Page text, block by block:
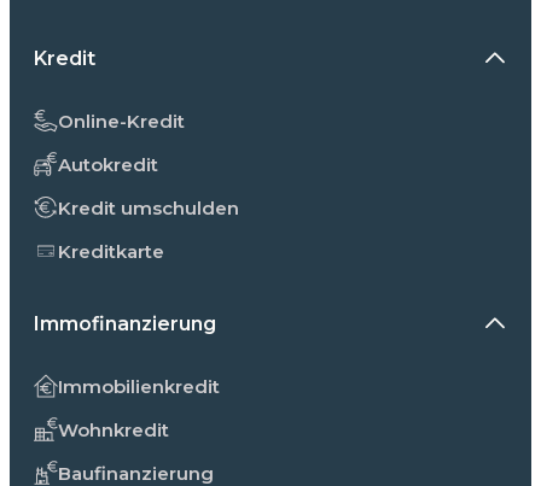
Kredit
Online-Kredit
Autokredit
Kredit umschulden
Kreditkarte
Immofinanzierung
Immobilienkredit
Wohnkredit
Baufinanzierung